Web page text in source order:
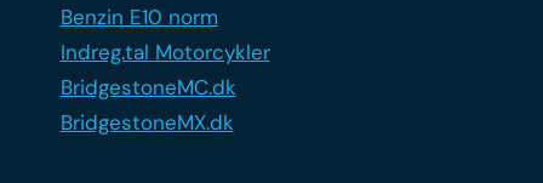
Benzin E10 norm
Indreg.tal Motorcykler
BridgestoneMC.dk
BridgestoneMX.dk